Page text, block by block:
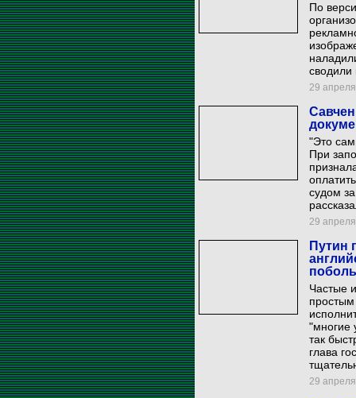
По
сводили
29
"Это
При
судом
29
Путин
Частые
"многие
так
глава
29